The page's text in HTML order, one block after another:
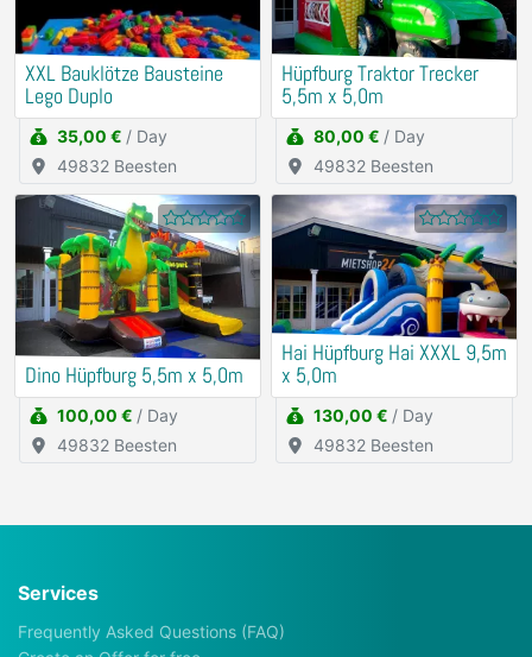
XXL Bauklötze Bausteine
Lego Duplo
35,00 € / Day
49832 Beesten
Hüpfburg Traktor Trecker
5,5m x 5,0m
80,00 € / Day
49832 Beesten
Dino Hüpfburg 5,5m x 5,0m
100,00 € / Day
49832 Beesten
Hai Hüpfburg Hai XXXL 9,5m
x 5,0m
130,00 € / Day
49832 Beesten
Services
Frequently Asked Questions (FAQ)